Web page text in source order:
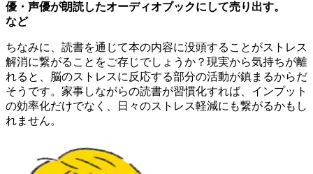
優・声優が朗読したオーディオブックにして売り出す。
など
ちなみに、読書を通じて本の内容に没頭することがストレス
解消に繋がることをご存じでしょうか？現実から気持ちが離
れると、脳のストレスに反応する部分の活動が鎮まるからだ
そうです。家事しながらの読書が習慣化すれば、インプット
の効率化だけでなく、日々のストレス軽減にも繋がるかもし
れません。